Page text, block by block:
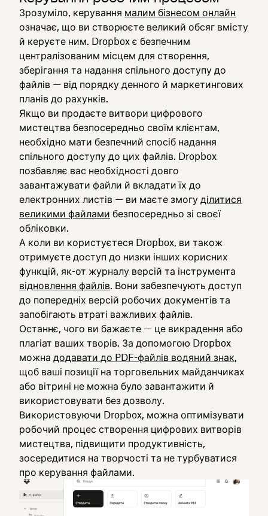
Зрозуміло, керування малим бізнесом онлайн
означає, що ви створюєте великий обсяг вмісту
й керуєте ним. Dropbox є безпечним
централізованим місцем для створення,
зберігання та надання спільного доступу до
файлів — від порядку денного й маркетингових
планів до рахунків.
Якщо ви продаєте витвори цифрового
мистецтва безпосередньо своїм клієнтам,
необхідно мати безпечний спосіб надання
спільного доступу до цих файлів. Dropbox
позбавляє вас необхідності довго
завантажувати файли й вкладати їх до
електронних листів — ви маєте змогу ділитися
великими файлами безпосередньо зі своєї
обліковки.
А коли ви користуєтеся Dropbox, ви також
отримуєте доступ до низки інших корисних
функцій, як-от журналу версій та інструмента
відновлення файлів. Вони забезпечують доступ
до попередніх версій робочих документів та
запобігають втраті важливих файлів.
Останнє, чого ви бажаєте — це викрадення або
плагіат ваших творів. За допомогою Dropbox
можна додавати до PDF-файлів водяний знак,
щоб ваші позиції на торговельних майданчиках
або вітрині не можна було завантажити й
використовувати без дозволу.
Використовуючи Dropbox, можна оптимізувати
робочий процес створення цифрових витворів
мистецтва, підвищити продуктивність,
зосередитися на творчості та не турбуватися
про керування файлами.